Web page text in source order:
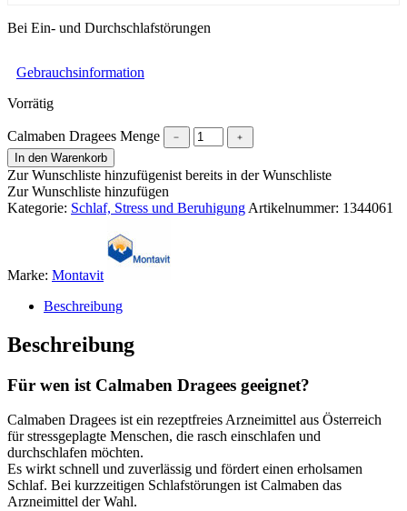
Bei Ein- und Durchschlafstörungen
Gebrauchsinformation
Vorrätig
Calmaben Dragees Menge ﹣
﹢
In den Warenkorb
Zur Wunschliste hinzufügenist bereits in der Wunschliste
Zur Wunschliste hinzufügen
Kategorie: Schlaf, Stress und Beruhigung Artikelnummer: 1344061
Marke: Montavit
Beschreibung
Beschreibung
Für wen ist Calmaben Dragees geeignet?
Calmaben Dragees ist ein rezeptfreies Arzneimittel aus Österreich
für stressgeplagte Menschen, die rasch einschlafen und
durchschlafen möchten.
Es wirkt schnell und zuverlässig und fördert einen erholsamen
Schlaf. Bei kurzzeitigen Schlafstörungen ist Calmaben das
Arzneimittel der Wahl.